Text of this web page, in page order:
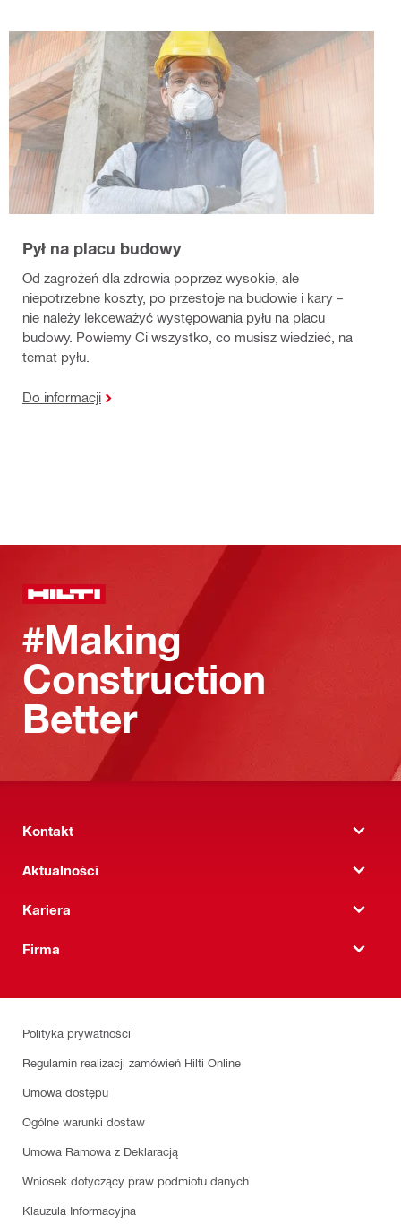
Pył na placu budowy
Od zagrożeń dla zdrowia poprzez wysokie, ale
niepotrzebne koszty, po przestoje na budowie i kary –
nie należy lekceważyć występowania pyłu na placu
budowy. Powiemy Ci wszystko, co musisz wiedzieć, na
temat pyłu.
Do informacji
#Making
Construction
Better
Kontakt
Aktualności
Kariera
Firma
Polityka prywatności
Regulamin realizacji zamówień Hilti Online
Umowa dostępu
Ogólne warunki dostaw
Umowa Ramowa z Deklaracją
Wniosek dotyczący praw podmiotu danych
Klauzula Informacyjna